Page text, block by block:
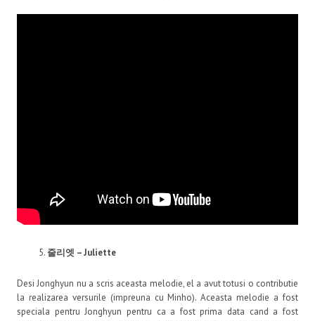
줄리엣 – Juliette
Desi Jonghyun nu a scris aceasta melodie, el a avut totusi o contributie
la realizarea versurile (impreuna cu Minho). Aceasta melodie a fost
speciala pentru Jonghyun pentru ca a fost prima data cand a fost